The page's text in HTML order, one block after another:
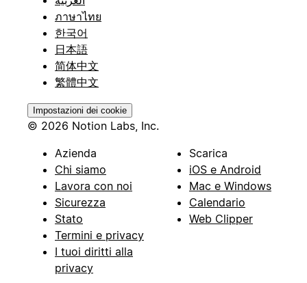
ภาษาไทย
한국어
日本語
简体中文
繁體中文
Impostazioni dei cookie
© 2026 Notion Labs, Inc.
Azienda
Chi siamo
Lavora con noi
Sicurezza
Stato
Termini e privacy
I tuoi diritti alla
privacy
Scarica
iOS e Android
Mac e Windows
Calendario
Web Clipper